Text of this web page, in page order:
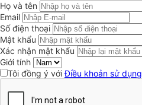
Họ và tên
Email
Số điện thoại
Mật khẩu
Xác nhận mật khẩu
Giới tính
Tôi đồng ý vớiĐiều khoản sử dụng